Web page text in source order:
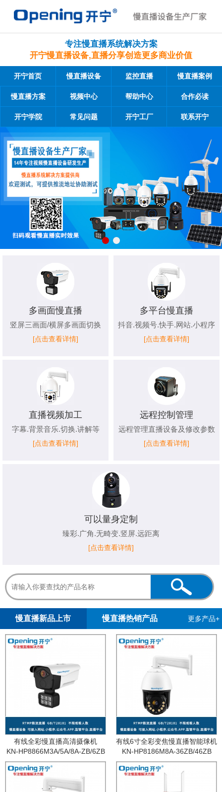
专注慢直播系统解决方案
开宁慢直播设备,直播分享创造更多商业价值
开宁首页 慢直播设备 监控直播 慢直播案例
慢直播方案 视频中心 帮助中心 合作必读
开宁学院 常见问题 开宁工厂 联系开宁
多画面慢直播
竖屏三画面/横屏多画面切换
[点击查看详情]
多平台慢直播
抖音.视频号.快手.网站.小程序
[点击查看详情]
直播视频加工
字幕.背景音乐.切换.讲解等
[点击查看详情]
远程控制管理
远程管理直播设备及修改参数
[点击查看详情]
可以量身定制
臻彩.广角.无畸变.竖屏.远距离
[点击查看详情]
慢直播新品上市 慢直播热销产品 更多产品+
有线全彩慢直播高清摄像机
KN-HP8866M3A/5A/8A-ZB/6ZB
有线6寸全彩变焦慢直播智能球机
KN-HP8186M8A-36ZB/46ZB